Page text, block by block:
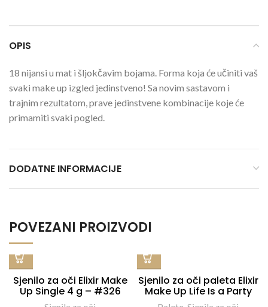
OPIS
18 nijansi u mat i šljokčavim bojama. Forma koja će učiniti vaš
svaki make up izgled jedinstveno! Sa novim sastavom i
trajnim rezultatom, prave jedinstvene kombinacije koje će
primamiti svaki pogled.
DODATNE INFORMACIJE
POVEZANI PROIZVODI
Sjenilo za oči Elixir Make
Up Single 4 g – #326
Sjenilo za oči paleta Elixir
Make Up Life Is a Party
9×1,1 g – #850J